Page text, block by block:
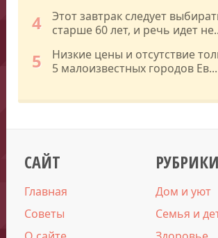
4
Этот завтрак следует
старше 60 лет, и речь идет
5
Низкие цены и отсутствие
5 малоизвестных городов Ев...
САЙТ
Главная
Советы
РУБРИКИ
Дом и уют
Семья и